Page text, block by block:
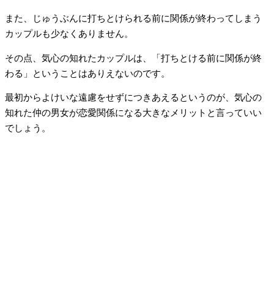
また、じゅうぶんに打ちとけられる前に関係が終わってしまう
カップルも少なくありません。
その点、気心の知れたカップルは、「打ちとける前に関係が終
わる」ということはありえないのです。
最初からよけいな遠慮をせずにつきあえるというのが、気心の
知れた仲の男女が恋愛関係になる大きなメリットと言っていい
でしょう。